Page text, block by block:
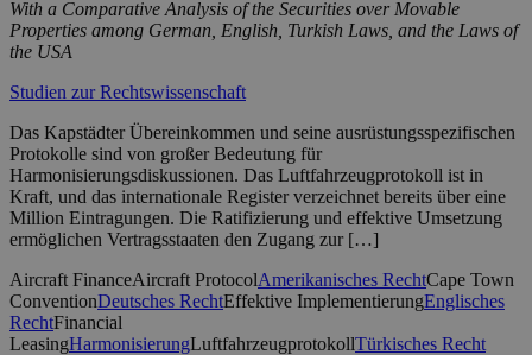
With a Comparative Analysis of the Securities over Movable
Properties among German, English, Turkish Laws, and the Laws of
the USA
Studien zur Rechtswissenschaft
Das Kapstädter Übereinkommen und seine ausrüstungsspezifischen
Protokolle sind von großer Bedeutung für
Harmonisierungsdiskussionen. Das Luftfahrzeugprotokoll ist in
Kraft, und das internationale Register verzeichnet bereits über eine
Million Eintragungen. Die Ratifizierung und effektive Umsetzung
ermöglichen Vertragsstaaten den Zugang zur […]
Aircraft FinanceAircraft ProtocolAmerikanisches RechtCape Town
ConventionDeutsches RechtEffektive ImplementierungEnglisches
RechtFinancial
LeasingHarmonisierungLuftfahrzeugprotokollTürkisches Recht